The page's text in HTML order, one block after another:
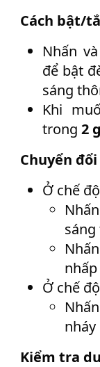
Cách bật/
Nhấn
để bật
sáng
Khi
trong 2
Chuyển
Ở chế
Nhấn
Nhấn
Ở chế
Nhấn
Kiểm tra